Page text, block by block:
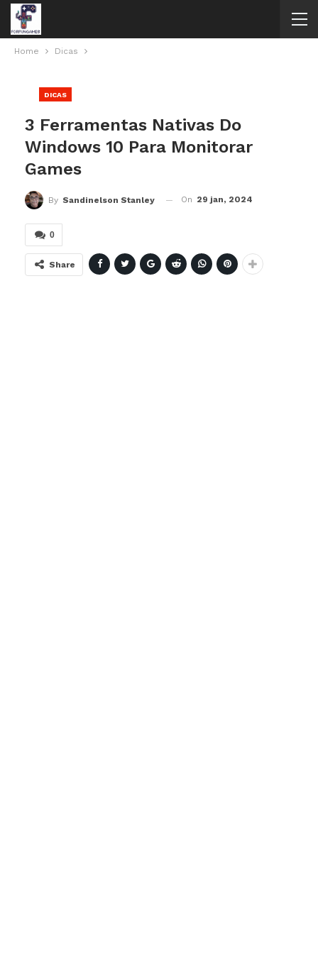
Home Dicas
DICAS
3 Ferramentas Nativas Do
Windows 10 Para Monitorar
Games
By Sandinelson Stanley On 29 jan, 2024
0
Share